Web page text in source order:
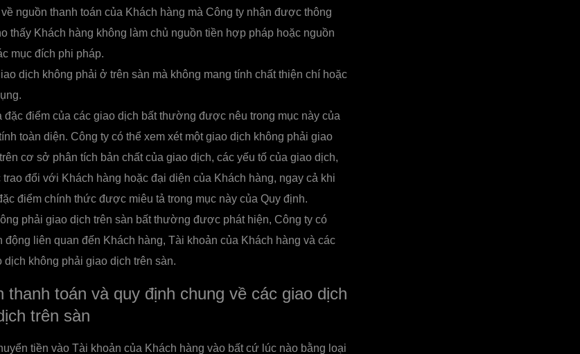
nguồn thanh toán của Khách hàng mà Công ty nhận được thông
thấy Khách hàng không làm chủ nguồn tiền hợp pháp hoặc nguồn
mục đích phi pháp.
dịch không phải ở trên sàn mà không mang tính chất thiện chí hoặc
đặc điểm của các giao dịch bất thường được nêu trong mục này của
toàn diện. Công ty có thể xem xét một giao dịch không phải giao
cơ sở phân tích bản chất của giao dịch, các yếu tố của giao dịch,
đổi với Khách hàng hoặc đại diện của Khách hàng, ngay cả khi
điểm chính thức được miêu tả trong mục này của Quy định.
phải giao dịch trên sàn bất thường được phát hiện, Công ty có
liên quan đến Khách hàng, Tài khoản của Khách hàng và các
không phải giao dịch trên sàn.
thanh toán và quy định chung về các giao dịch
trên sàn
tiền vào Tài khoản của Khách hàng vào bất cứ lúc nào bằng loại